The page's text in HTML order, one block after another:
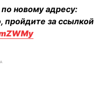
новому адресу:
пройдите за ссылкой